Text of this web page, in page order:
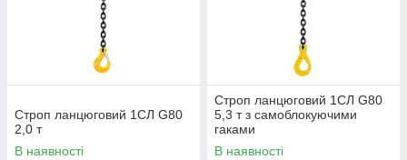
Строп ланцюговий 1СЛ G80
2,0 т
В наявності
Строп ланцюговий 1СЛ G80
5,3 т з самоблокуючими
гаками
В наявності